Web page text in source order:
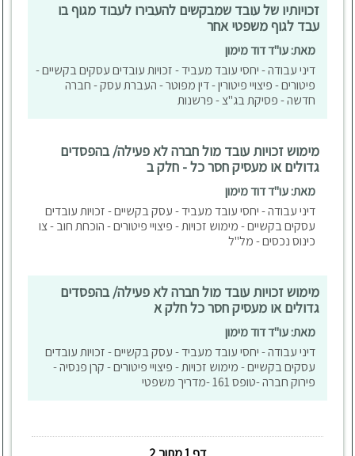
זכויותיו של עובד שמבקשים להעבירו לעבוד מגוף בו
עבד לגוף משפטי אחר
מאת: עו"ד דוד מימון
דיני עבודה - יחסי עובד מעביד - זכויות עובדים עסקים בקשיים -
פיטורים - פיצויי פיטורין - דין מפוטר - העברת עסק - חברה
חדשה - פסיקת בג"צ - פרשנות
מימוש זכויות עובד מול חברה לא פעילה/ בהפסדים
גדולים או מעסיק חסר כל - חלק ב
מאת: עו"ד דוד מימון
דיני עבודה - יחסי עובד מעביד - עסק בקשיים - זכויות עובדים
עסקים בקשיים - מימוש זכויות - פיצויי פיטורים - הוכחת חוב - צו
כינוס נכסים - מל"ל
מימוש זכויות עובד מול חברה לא פעילה/ בהפסדים
גדולים או מעסיק חסר כל חלק א
מאת: עו"ד דוד מימון
דיני עבודה - יחסי עובד מעביד - עסק בקשיים - זכויות עובדים
עסקים בקשיים - מימוש זכויות - פיצויי פיטורים - קרן פנסיה -
פירוק חברה -טופס 161 -מדריך משפטי